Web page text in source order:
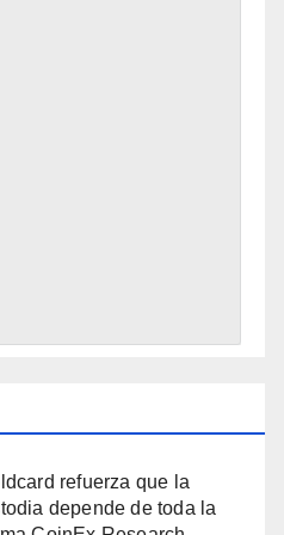
refuerza que la
depende de toda la